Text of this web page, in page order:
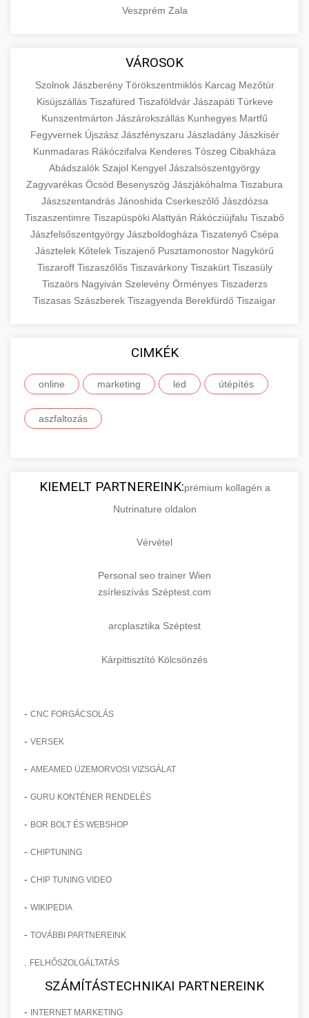
Veszprém Zala
VÁROSOK
Szolnok Jászberény Törökszentmiklós Karcag Mezőtúr
Kisújszállás Tiszafüred Tiszaföldvár Jászapáti Túrkeve
Kunszentmárton Jászárokszállás Kunhegyes Martfű
Fegyvernek Újszász Jászfényszaru Jászladány Jászkisér
Kunmadaras Rákóczifalva Kenderes Tószeg Cibakháza
Abádszalók Szajol Kengyel Jászalsószentgyörgy
Zagyvarékas Öcsöd Besenyszög Jászjákóhalma Tiszabura
Jászszentandrás Jánoshida Cserkeszőlő Jászdózsa
Tiszaszentimre TiszapüspökiAlattyán Rákócziújfalu Tiszabő
Jászfelsőszentgyörgy Jászboldogháza Tiszatenyő Csépa
Jásztelek Kőtelek Tiszajenő Pusztamonostor Nagykörű
Tiszaroff Tiszaszőlős Tiszavárkony Tiszakürt Tiszasüly
Tiszaörs Nagyiván Szelevény Örményes Tiszaderzs
Tiszasas Szászberek Tiszagyenda Berekfürdő Tiszaigar
CIMKÉK
online marketing led útépítés
aszfaltozás
KIEMELT PARTNEREINK:prémium kollagén a
Nutrinature oldalon
Vérvétel
Personal seo trainer Wien
zsírleszívás Széptest.com
arcplasztika Széptest
Kárpittisztító Kölcsönzés
- CNC FORGÁCSOLÁS
- VERSEK
- AMEAMED ÜZEMORVOSI VIZSGÁLAT
- GURU KONTÉNER RENDELÉS
- BOR BOLT ÉS WEBSHOP
- CHIPTUNING
- CHIP TUNING VIDEO
- WIKIPEDIA
- TOVÁBBI PARTNEREINK
FELHŐSZOLGÁLTATÁS
SZÁMÍTÁSTECHNIKAI PARTNEREINK
- INTERNET MARKETING